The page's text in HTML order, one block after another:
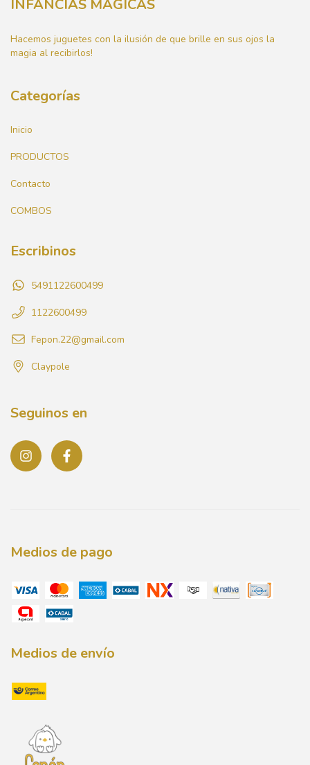
INFANCIAS MÁGICAS
Hacemos juguetes con la ilusión de que brille en sus ojos la
magia al recibirlos!
Categorías
Inicio
PRODUCTOS
Contacto
COMBOS
Escribinos
5491122600499
1122600499
Fepon.22@gmail.com
Claypole
Seguinos en
Medios de pago
Medios de envío